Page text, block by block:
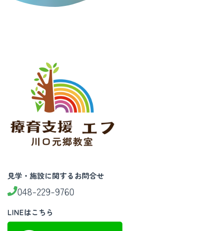
見学・施設に関するお問合せ
048-229-9760
LINEはこちら